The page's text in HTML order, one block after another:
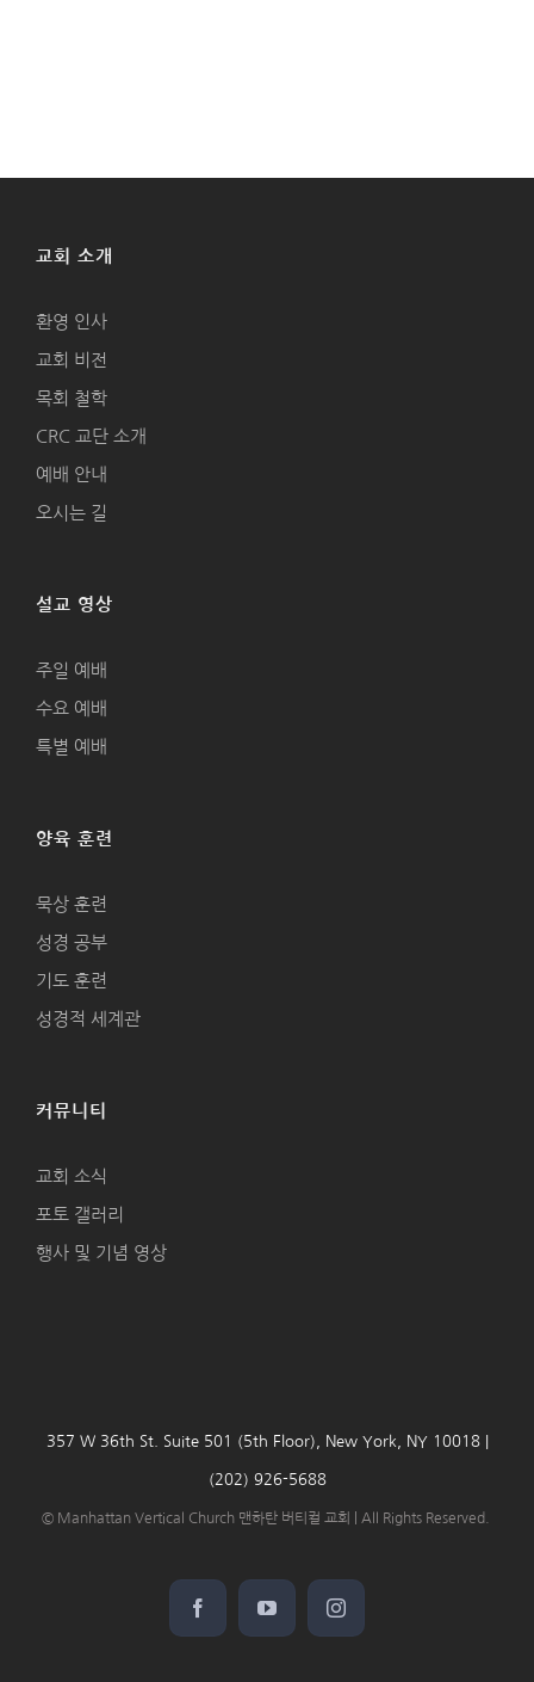
교회 소개
환영 인사
교회 비전
목회 철학
CRC 교단 소개
예배 안내
오시는 길
설교 영상
주일 예배
수요 예배
특별 예배
양육 훈련
묵상 훈련
성경 공부
기도 훈련
성경적 세계관
커뮤니티
교회 소식
포토 갤러리
행사 및 기념 영상
357 W 36th St. Suite 501 (5th Floor), New York, NY 10018 |
(202) 926-5688
© Manhattan Vertical Church 맨하탄 버티컬 교회 | All Rights Reserved.
FacebookYouTubeInstagram